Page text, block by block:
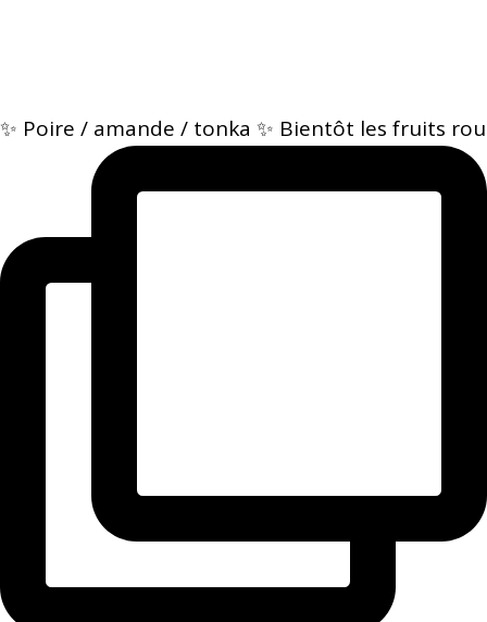
✨ Poire / amande / tonka ✨ Bientôt les fruits rou